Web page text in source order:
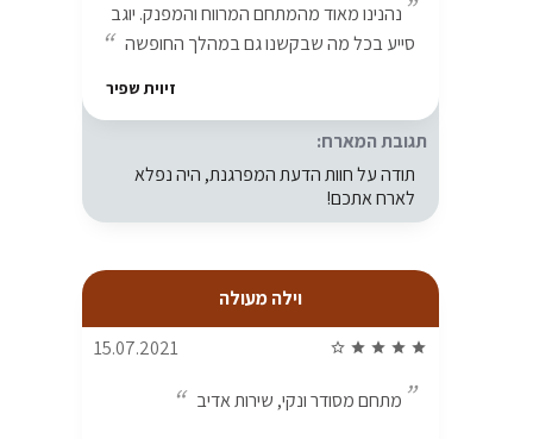
נהנינו מאוד מהמתחם המרווח והמפנק. יוגב
סייע בכל מה שבקשנו גם במהלך החופשה
זיוית שפיר
תגובת המארח:
תודה על חוות הדעת המפרגנת, היה נפלא
לארח אתכם!
וילה מעולה
star
star
star
star
star_border
15.07.2021
מתחם מסודר ונקי, שירות אדיב